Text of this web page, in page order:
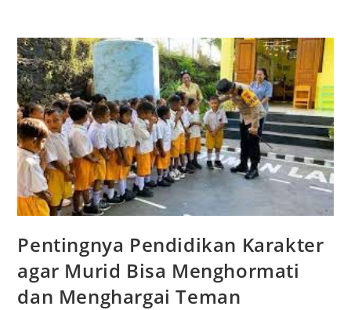
Pentingnya Pendidikan Karakter
agar Murid Bisa Menghormati
dan Menghargai Teman